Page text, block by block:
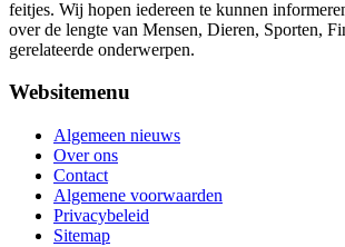
feitjes. Wij hopen iedereen te kunnen
over de lengte van Mensen, Dieren, Sporten,
gerelateerde onderwerpen.
Websitemenu
Algemeen nieuws
Over ons
Contact
Algemene voorwaarden
Privacybeleid
Sitemap